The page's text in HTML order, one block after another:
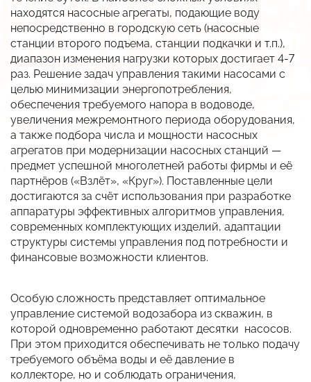
В разработке
Низкотемпературные LED-драйверы
Виброканал
Снято с производства
Импортозамещение
Прайс
Дилеры
Разработка систем и средств автоматики
Разработка изделий по ТЗ заказчика
Автоматизация АЗС
АСУ Системы освещения
Автоматическая противогололёдная система
Разрешительная документация
Карточка предприятия
Публикации
История
Вакансии
находятся насосные агрегаты, подающие воду
непосредственно в городскую сеть (насосные
станции второго подъема, станции подкачки и т.п.),
диапазон изменения нагрузки которых достигает 4-7
раз. Решение задач управления такими насосами с
целью минимизации энергопотребления,
обеспечения требуемого напора в водоводе,
увеличения межремонтного периода оборудования,
а также подбора числа и мощности насосных
агрегатов при модернизации насосных станций —
предмет успешной многолетней работы фирмы и её
партнёров («Взлёт», «Круг»). Поставленные цели
достигаются за счёт использования при разработке
аппаратуры эффективных алгоритмов управления,
современных комплектующих изделий, адаптации
структуры системы управления под потребности и
финансовые возможности клиентов.
Особую сложность представляет оптимальное
управление системой водозабора из скважин, в
которой одновременно работают десятки насосов.
При этом приходится обеспечивать не только подачу
требуемого объёма воды и её давление в
коллекторе, но и соблюдать ограничения,